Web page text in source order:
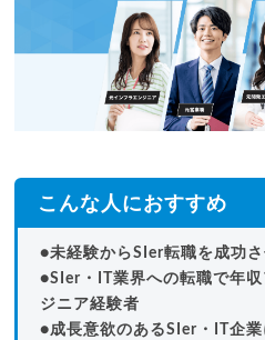
こんな人におすすめ
●未経験からSIer転職を成功
●SIer・IT業界への転職で年
ジニア経験者
●成長意欲のあるSIer・IT企